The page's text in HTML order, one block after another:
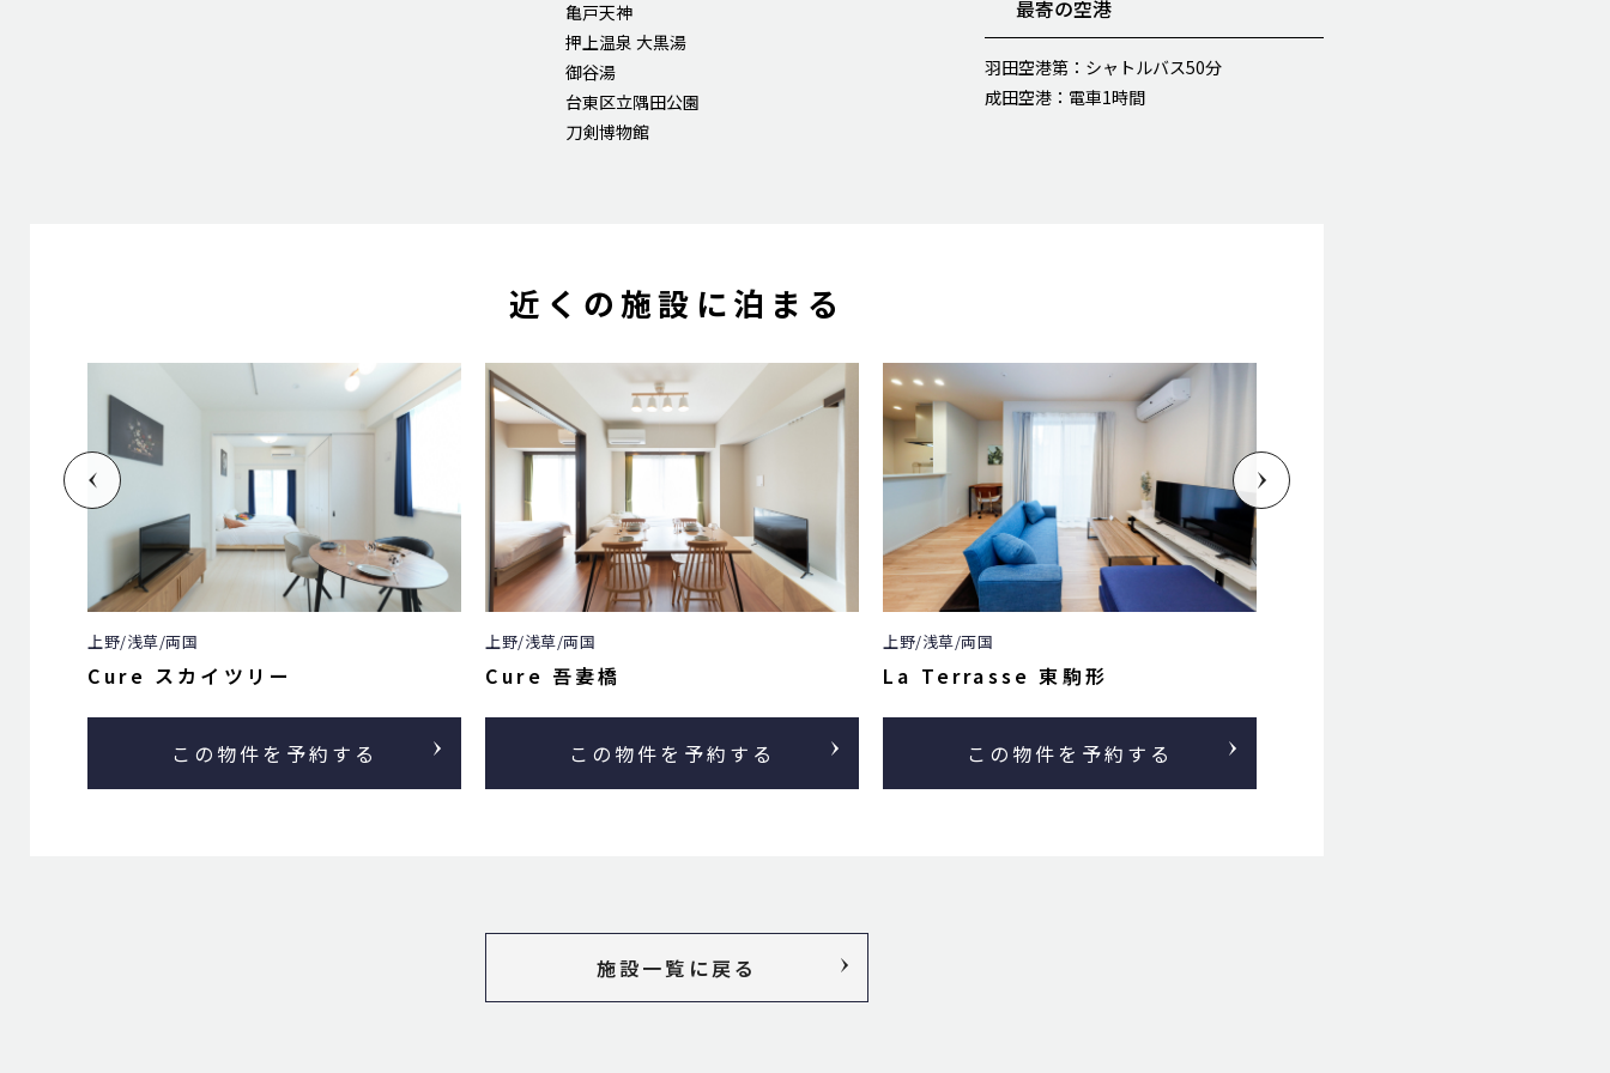
亀戸天神
押上温泉 大黒湯
御谷湯
台東区立隅田公園
刀剣博物館
最寄の空港
羽田空港第：シャトルバス50分
成田空港：電車1時間
近くの施設に泊まる
上野/浅草/両国
Cure スカイツリー
この物件を予約する
上野/浅草/両国
Cure 吾妻橋
この物件を予約する
上野/浅草/両国
La Terrasse 東駒形
この物件を予約する
施設一覧に戻る